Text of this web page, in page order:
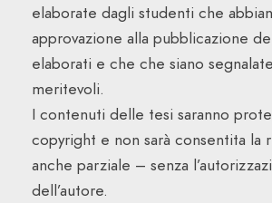
elaborate dagli studenti che
approvazione alla pubblicazione
elaborati e che che siano
meritevoli.
I contenuti delle tesi saranno
copyright e non sarà consentita la
anche parziale – senza
dell’autore.